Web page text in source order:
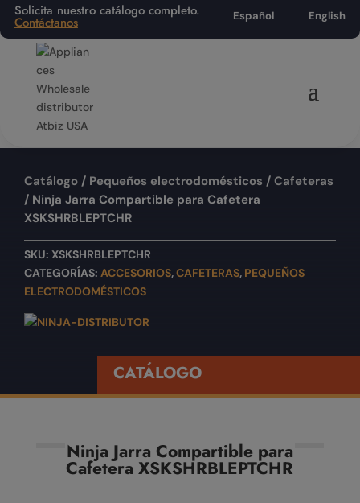
Solicita nuestro catálogo completo.
Contáctanos Español English
Catálogo / Pequeños electrodomésticos / Cafeteras
/ Ninja Jarra Compartible para Cafetera
XSKSHRBLEPTCHR
SKU: XSKSHRBLEPTCHR
CATEGORÍAS: ACCESORIOS,CAFETERAS, PEQUEÑOS
ELECTRODOMÉSTICOS
CATÁLOGO
Ninja Jarra Compartible para
Cafetera XSKSHRBLEPTCHR